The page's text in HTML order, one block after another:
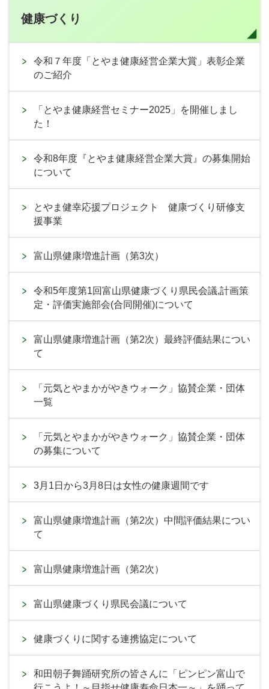
健康づくり
令和７年度「とやま健康経営企業大賞」表彰企業
のご紹介
「とやま健康経営セミナー2025」を開催しまし
た！
令和8年度『とやま健康経営企業大賞』の募集開始
について
とやま健幸応援プロジェクト 健康づくり研修支
援事業
富山県健康増進計画（第3次）
令和5年度第1回富山県健康づくり県民会議,計画策
定・評価実施部会(合同開催)について
富山県健康増進計画（第2次）最終評価結果につい
て
「元気とやまかがやきウォーク」協賛企業・団体
一覧
「元気とやまかがやきウォーク」協賛企業・団体
の募集について
3月1日から3月8日は女性の健康週間です
富山県健康増進計画（第2次）中間評価結果につい
て
富山県健康増進計画（第2次）
富山県健康づくり県民会議について
健康づくりに関する連携協定について
和田朝子舞踊研究所の皆さんに「ピンピン富山で